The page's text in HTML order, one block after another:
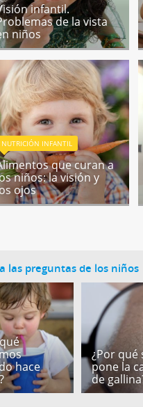
infantil.
de la vista
niños
NUTRICIÓN INFANTIL
que curan a
niños: la visión y
ojos
las preguntas de los niños
hace
¿Por qué
pone la
de